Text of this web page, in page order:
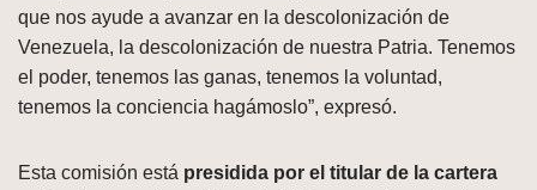
que nos ayude a avanzar en la descolonización de
Venezuela, la descolonización de nuestra Patria. Tenemos
el poder, tenemos las ganas, tenemos la voluntad,
tenemos la conciencia hagámoslo”, expresó.
Esta comisión está presidida por el titular de la cartera